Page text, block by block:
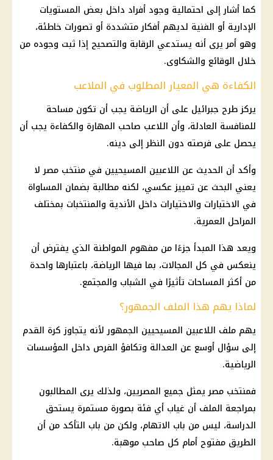
كما أشار إلى احتمالية وجود أفراد داخل بعض المستويات
الإدارية أو الفنية لديهم أفكار متشددة أو تصورات خاطئة،
وهو أمر يرى أنه يستدعي الرقابة والتصحيح إذا ثبت وجوده من
خلال الوقائع والشكاوى.
الكفاءة هي المعيار المطلوب في الملاعب
يركز طرح جبرائيل على أن الرياضة يجب أن تكون مساحة
للمنافسة العادلة، وأن اللاعب صاحب المهارة والكفاءة يجب أن
يحصل على فرصته دون النظر إلى دينه.
وأكد أن الحديث عن اللاعبين المسيحيين في منتخب مصرلا
يعني البحث عن تمييز عكسي، لكنه مطالبة بضمان المساواة
في الاختبارات والاختيارات داخل الأندية والمنتخبات بمختلف
المراحل العمرية.
ويعد هذا المبدأ جزءًا من مفهوم المواطنة الذي يفترض أن
ينعكس في كل المجالات، بما فيها الرياضة، باعتبارها واحدة
من أكثر المساحات تأثيرًا في الشباب والمجتمع.
لماذا يهم هذا الملف الجمهور؟
يهم ملف اللاعبين المسيحيين الجمهور لأنه يتجاوز كرة القدم
إلى سؤال أوسع عن العدالة وتكافؤ الفرص داخل المؤسسات
الرياضية.
فمنتخب مصر يمثل جميع المصريين، ولذلك يرى المطالبون
بمراجعة الملف أن غياب أي فئة بصورة مستمرة يستحق
الدراسة، ليس من باب الاتهام، ولكن من باب التأكد من أن
الطريق مفتوح أمام كل صاحب موهبة.